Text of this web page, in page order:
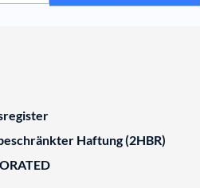
Haftung (2HBR)